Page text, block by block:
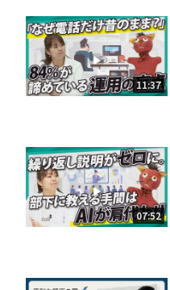
11:37
07:52